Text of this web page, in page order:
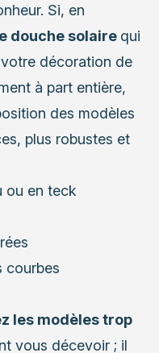
Si, en
douche solaire qui
décoration de
à part entière,
des modèles
plus robustes et
ou en teck
courbes
les modèles trop
vous décevoir ; il